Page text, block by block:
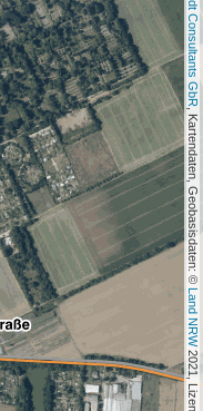
, Kartendaten, Geobasisdaten: ©
Land NRW
2021, Lizenz